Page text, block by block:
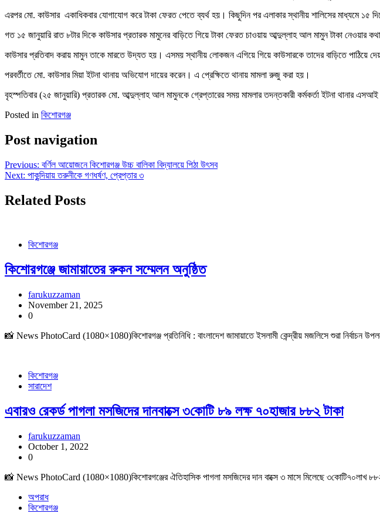
এরপর মো. কাউসার একাধিকবার যোগাযোগ করে টাকা ফেরত পেতে ব্যর্থ হয়। কিছুদিন পর এলাকার স্থানীয় শালিসের মাধ্যমে ১৫
গত ১৫ জানুয়ারি রাত ৮টার দিকে কাউসার প্রতারক মামুনের বাড়িতে গিয়ে টাকা ফেরত চাওয়ায় আব্দুল্লাহ আল মামুন টাকা নেওয়ার
কাউসার প্রতিবাদ করায় মামুন তাকে মারতে উদ্যত হয়। এসময় স্থানীয় লোকজন এগিয়ে গিয়ে কাউসারকে তাদের বাড়িতে পাঠিয়ে
পরবর্তীতে মো. কাউসার মিয়া ইটনা থানায় অভিযোগ দায়ের করেন। এ প্রেক্ষিতে থানায় মামলা রুজু করা হয়।
বৃহস্পতিবার (২৫ জানুয়ারি) প্রতারক মো. আব্দুল্লাহ আল মামুনকে গ্রেপ্তারের সময় মামলার তদন্তকারী কর্মকর্তা ইটনা থানার
Posted in কিশোরগঞ্জ
Post navigation
Previous: বর্ণিল আয়োজনে কিশোরগঞ্জ উচ্চ বালিকা বিদ্যালয়ে পিঠা উৎসব
Next: পাকুন্দিয়ায় তরুনীকে গণধর্ষণ, প্রেপ্তার ৩
Related Posts
কিশোরগঞ্জ
কিশোরগঞ্জে জামায়াতের রুকন সম্মেলন অনুষ্ঠিত
farukuzzaman
November 21, 2025
0
📸 News PhotoCard (1080×1080)কিশোরগঞ্জ প্রতিনিধি : বাংলাদেশ জামায়াতে ইসলামী কেন্দ্রীয় মজলিসে শুরা
কিশোরগঞ্জ
সারাদেশ
এবারও রেকর্ড পাগলা মসজিদের দানবাক্সে ৩কোটি ৮৯ লক্ষ ৭০হাজার ৮৮২ টাকা
farukuzzaman
October 1, 2022
0
📸 News PhotoCard (1080×1080)কিশোরগঞ্জের ঐতিহাসিক পাগলা মসজিদের দান বাক্সে ৩ মাসে মিলেছে ৩কোটি৭০লাখ
অপরাধ
কিশোরগঞ্জ